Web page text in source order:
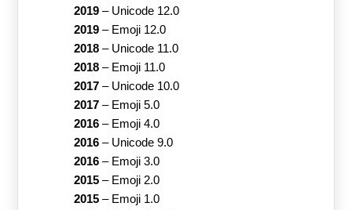
2019– Unicode 12.0
2019– Emoji 12.0
2018– Unicode 11.0
2018– Emoji 11.0
2017– Unicode 10.0
2017– Emoji 5.0
2016– Emoji 4.0
2016– Unicode 9.0
2016– Emoji 3.0
2015– Emoji 2.0
2015– Emoji 1.0